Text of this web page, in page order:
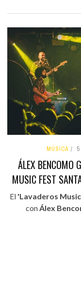
MÚSICA
ÁLEX BENCOMO
MUSIC FEST
El 'Lavaderos
con Álex